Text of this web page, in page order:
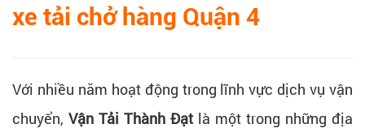
xe tải chở hàng Quận 4
Với nhiều năm hoạt động trong lĩnh vực dịch vụ vận
chuyển, Vận Tải Thành Đạt là một trong những địa